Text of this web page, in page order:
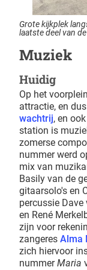
Grote kijkplek
laatste deel van
Muziek
Huidig
Op het
attractie, en
wachtrij, en
station is
zomerse
nummer werd
mix van
Basily van de
gitaarsolo's en
percussie Dave
en René
zijn voor
zangeres Alma
zich hiervoor
nummerMaria